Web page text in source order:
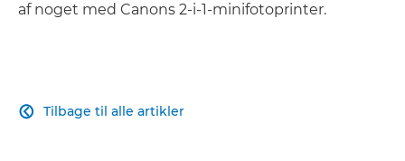
af noget med Canons 2-i-1-minifotoprinter.
Tilbage til alle artikler
